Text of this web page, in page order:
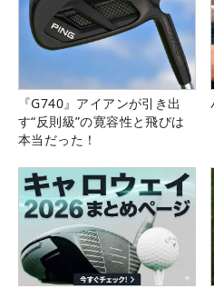
『G740』アイアンが引き出
す“反則級”の寛容性と飛びは
本当だった！